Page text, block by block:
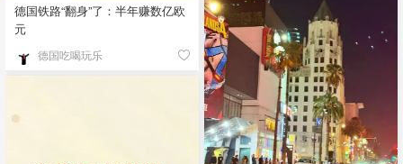
德国铁路“翻身”了：半年赚数亿欧
元
德国吃喝玩乐